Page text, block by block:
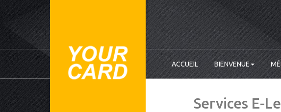
ACCUEIL BIENVENUE
Services E-